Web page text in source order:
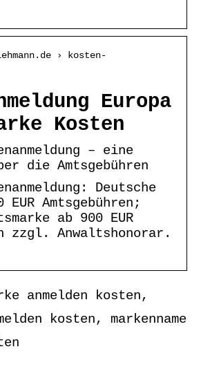
› kosten-
Europa
Kosten
– eine
die Amtsgebühren
Deutsche
EUR Amtsgebühren;
ab 900 EUR
zzgl. Anwaltshonorar.
anmelden kosten,
kosten, markenname